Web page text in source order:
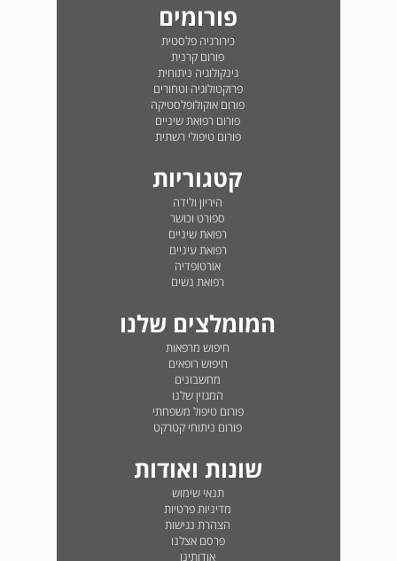
פורומים
כירורגיה פלסטית
פורום קרנית
גינקולוגיה ניתוחית
פרוקטולוגיה וטחורים
פורום אוקולופלסטיקה
פורום רפואת שיניים
פורום טיפולי רשתית
קטגוריות
היריון ולידה
ספורט וכושר
רפואת שיניים
רפואת עיניים
אורטופדיה
רפואת נשים
המומלצים שלנו
חיפוש מרפאות
חיפוש רופאים
מחשבונים
המגזין שלנו
פורום טיפול משפחתי
פורום ניתוחי קטרקט
שונות ואודות
תנאי שימוש
מדיניות פרטיות
הצהרת נגישות
פרסם אצלנו
אודותינו